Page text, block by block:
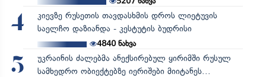
4
კიევზე რუსეთის თავდასხმის დროს ლიეტუვის
საელჩო დაზიანდა - კესტუტის ბუდრისი
4840ნახვა
5
უკრაინის ძალებმა ანექსირებულ ყირიმში რუსულ
სამხედრო ობიექტებზე იერიშები მიიტანეს...